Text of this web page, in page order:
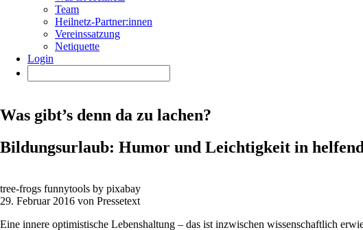
Team
Heilnetz-Partner:innen
Vereinssatzung
Netiquette
Login
Was gibt’s denn da zu lachen?
Bildungsurlaub: Humor und Leichtigkeit in
tree-frogs funnytools by pixabay
29. Februar 2016 von Pressetext
Eine innere optimistische Lebenshaltung – das ist inzwischen wissenschaftlich